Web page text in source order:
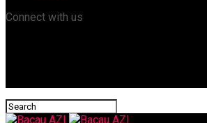
Connect with us